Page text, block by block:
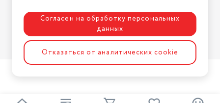
Разработка сайтаASTDESIGN
Согласен на обработку персональных
данных
Отказаться от аналитических cookie